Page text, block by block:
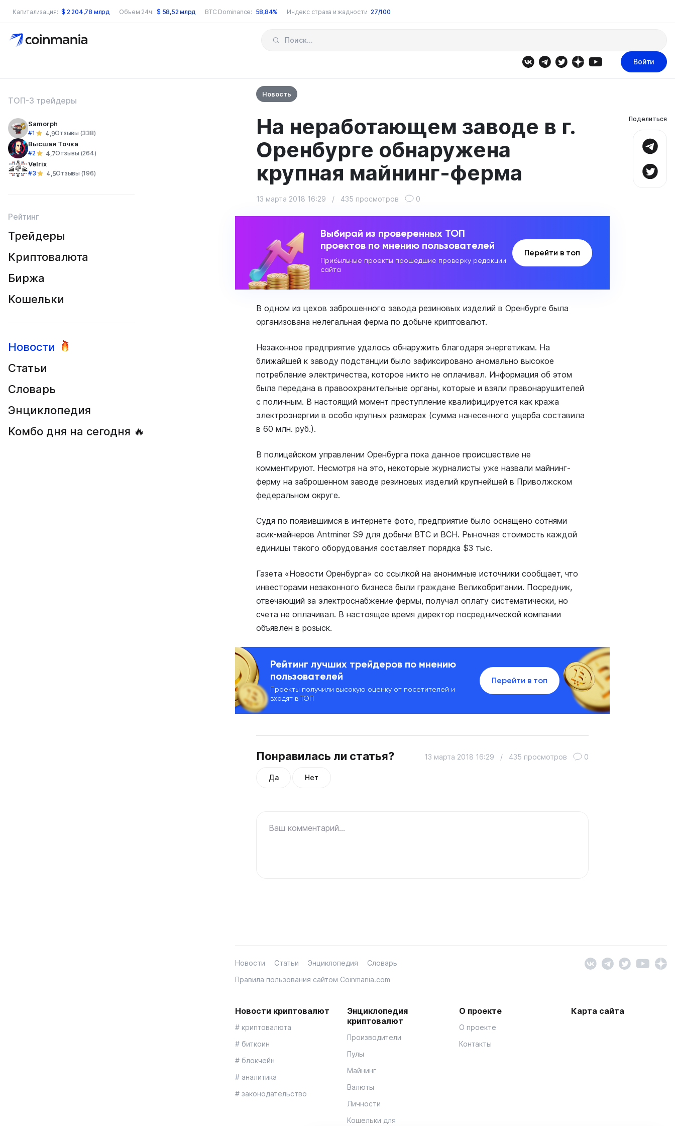
Капитализация: $ 2 204,78 млрд Объем 24ч: $ 58,52 млрд BTC Dominance: 58,84% Индекс страха и жадности 27/100
по сайту
Войти
ТОП-3 трейдеры
Samorph
#1 4,9Отзывы (338)
Высшая Точка
#2 4,7Отзывы (264)
Velrix
#3 4,5Отзывы (196)
Рейтинг
Трейдеры
Криптовалюта
Биржа
Кошельки
Новости
Статьи
Словарь
Энциклопедия
Комбо дня на сегодня 🔥
Новость
На неработающем заводе в г.
Оренбурге обнаружена
крупная майнинг-ферма
13 марта 2018 16:29 / 435 просмотров 0
Выбирай из проверенных ТОП
проектов по мнению пользователей
Прибыльные проекты прошедшие проверку редакции
сайта
Перейти в топ
В одном из цехов заброшенного завода резиновых изделий в Оренбурге была
организована нелегальная ферма по добыче криптовалют.
Незаконное предприятие удалось обнаружить благодаря энергетикам. На
ближайшей к заводу подстанции было зафиксировано аномально высокое
потребление электричества, которое никто не оплачивал. Информация об этом
была передана в правоохранительные органы, которые и взяли правонарушителей
с поличным. В настоящий момент преступление квалифицируется как кража
электроэнергии в особо крупных размерах (сумма нанесенного ущерба составила
в 60 млн. руб.).
В полицейском управлении Оренбурга пока данное происшествие не
комментируют. Несмотря на это, некоторые журналисты уже назвали майнинг-
ферму на заброшенном заводе резиновых изделий крупнейшей в Приволжском
федеральном округе.
Судя по появившимся в интернете фото, предприятие было оснащено сотнями
асик-майнеров Antminer S9 для добычи ВТС и ВСН. Рыночная стоимость каждой
единицы такого оборудования составляет порядка $3 тыс.
Газета «Новости Оренбурга» со ссылкой на анонимные источники сообщает, что
инвесторами незаконного бизнеса были граждане Великобритании. Посредник,
отвечающий за электроснабжение фермы, получал оплату систематически, но
счета не оплачивал. В настоящее время директор посреднической компании
объявлен в розыск.
Рейтинг лучших трейдеров по мнению
пользователей
Проекты получили высокую оценку от посетителей и
входят в ТОП
Перейти в топ
Понравилась ли статья?
Да Нет
13 марта 2018 16:29 / 435 просмотров 0
Ваш комментарий...
Поделиться
Новости Статьи Энциклопедия
Словарь
Правила пользования сайтом Coinmania.com
Новости криптовалют
# криптовалюта
# биткоин
# блокчейн
# аналитика
# законодательство
Энциклопедия
криптовалют
Производители
Пулы
Майнинг
Валюты
Личности
Кошельки для
О проекте
О проекте
Контакты
Карта сайта